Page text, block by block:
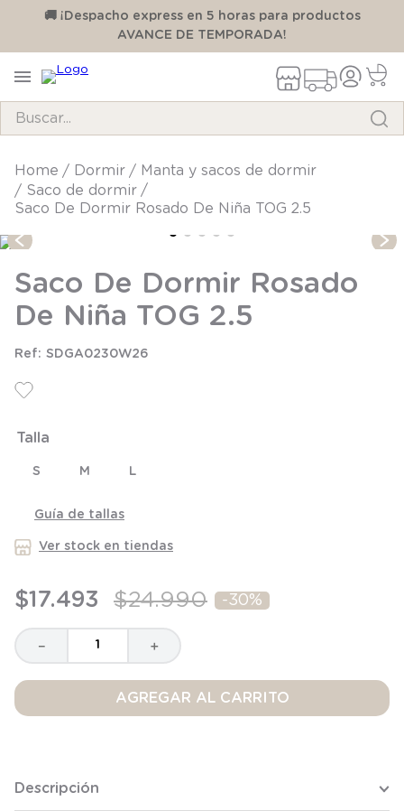
🚚 ¡Despacho express en 5 horas para productos
AVANCE DE TEMPORADA!
dormir
manta y sacos de dormir
saco de dormir
Saco De Dormir Rosado De Niña TOG 2.5
Saco De Dormir Rosado
De Niña TOG 2.5
SDGA0230W26
Talla
S M L
Guía de tallas
Ver stock en tiendas
$17.493 $24.990 -30%
＋
－
AGREGAR AL CARRITO
Descripción
TÉRMINOS MÁS BUSCADOS
1.
pijama
4.
body
5.
manta
6.
panty
7